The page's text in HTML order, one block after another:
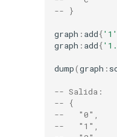
-- }
graph : add{'1'
graph : add{
dump(graph :
-- Salida:
-- {
--   "0",
--   "1",